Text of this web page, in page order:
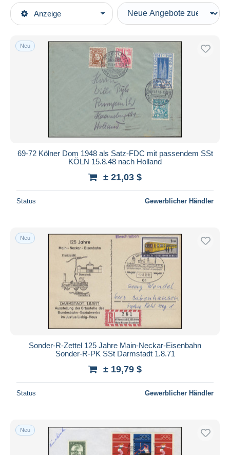
Anzeige
Hauptkategorien
Europa
Art der Verkäufe
Laufende Angebote
Festpreise
Auktionen mit Geboten
Auktionen ohne Gebote
Auktionshäuser
Preis
Kostenloser Versand
Zahlungsmethoden
PayPal
Banküberweisung
Visa
Mastercard
Bancontact
Maestro
Gesamte Auswahl aufheben
Wohnsitz des Verkäufers
Neu
69-72 Kölner Dom 1948 als Satz-FDC mit passendem SSt
KÖLN 15.8.48 nach Holland
± 21,03 $
Status Gewerblicher Händler
Neu
Sonder-R-Zettel 125 Jahre Main-Neckar-Eisenbahn
Sonder-R-PK SSt Darmstadt 1.8.71
± 19,79 $
Status Gewerblicher Händler
Neu